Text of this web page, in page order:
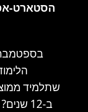
הסטארט-אפ
שתלמיד
ב-12